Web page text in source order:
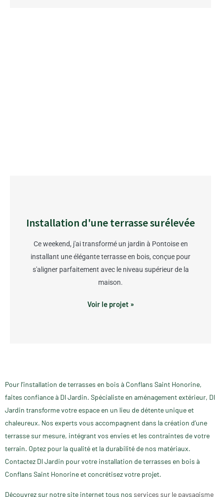
Installation d'une terrasse surélevée
Ce weekend, j'ai transformé un jardin à Pontoise en
installant une élégante terrasse en bois, conçue pour
s'aligner parfaitement avec le niveau supérieur de la
maison.
Voir le projet »
Pour l’installation de terrasses en bois à Conflans Saint Honorine,
faites confiance à Dl Jardin. Spécialiste en aménagement extérieur, Dl
Jardin transforme votre espace en un lieu de détente unique et
chaleureux. Nos experts vous accompagnent dans la création d’une
terrasse sur mesure, intégrant vos envies et les contraintes de votre
terrain. Optez pour la qualité et la durabilité de nos matériaux.
Contactez Dl Jardin pour votre installation de terrasses en bois à
Conflans Saint Honorine et concrétisez votre projet.
Découvrez sur notre site internet tous nos services sur le paysagisme